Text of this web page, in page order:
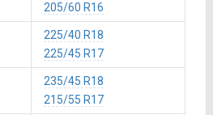
205/60 R16
225/40 R18
225/45 R17
235/45 R18
215/55 R17